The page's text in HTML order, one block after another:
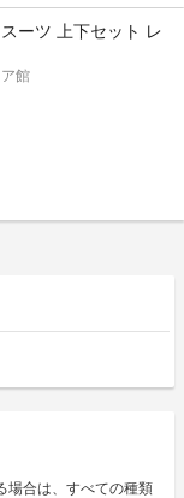
ーツ 上下セット レ
館
場合は、すべての種類